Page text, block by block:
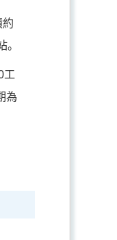
約
工
為